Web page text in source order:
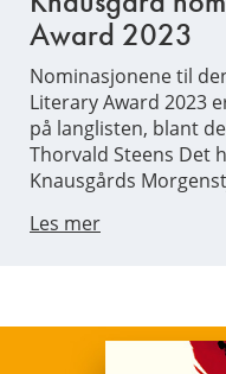
Award 2023
Nominasjonene til
Literary Award 2023
på langlisten, blant
Thorvald Steens Det
Knausgårds
Les mer